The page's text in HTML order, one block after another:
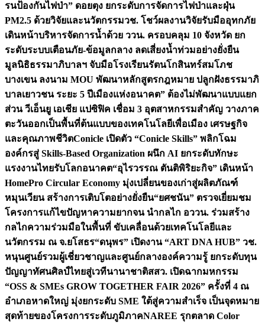
รนป้องกันไฟป่า” ดอยตุง ยกระดับการจัดการไฟป่าและฝุ่น
PM2.5 ด้วยวิจัยและนวัตกรรมวช. โชว์ผลงานวิจัยรับมืออุทกภัย
เดินหน้าบริหารจัดการน้ำด้วย ววน. ครอบคลุม 10 จังหวัด ยก
ระดับระบบเตือนภัย-ข้อมูลกลาง ลดเสี่ยงน้ำท่วมอย่างยั่งยืน
มูลนิธิธรรมาภิบาลฯ จับมือโรงเรียนรัตนโกสินทร์สมโภช
บางเขน ลงนาม MOU พัฒนาหลักสูตรกฎหมาย ปลูกฝังธรรมาภิ
บาลเยาวชน ระยะ 5 ปีเมืองแห่งอนาคต” ต้องไม่พัฒนาแบบแยก
ส่วน วีเอ็นยู เอเชีย แปซิฟิค เชื่อม 3 อุตสาหกรรมสำคัญ วางภาค
ตะวันออกเป็นพื้นที่ต้นแบบของเทคโนโลยีเพื่อเมือง เศรษฐกิจ
และคุณภาพชีวิตConicle เปิดตัว “Conicle Skills” พลิกโฉม
องค์กรสู่ Skills-Based Organization ผนึก AI ยกระดับทักษะ
แรงงานไทยรับโลกอนาคต“อุไรวรรณ ตันติพิริยะกิจ” เดินหน้า
HomePro Circular Economy มุ่งเปลี่ยนของเก่าสู่ผลิตภัณฑ์
หมุนเวียน สร้างการเติบโตอย่างยั่งยืน“ยศชนัน” ตรวจเยี่ยมชม
โครงการแก้ไขปัญหาความยากจน นำกลไก อววน. ร่วมสร้าง
กลไกความร่วมมือในพื้นที่ ขับเคลื่อนด้วยเทคโนโลยีและ
นวัตกรรม ณ จ.ยโสธร“ดนุพร” เปิดงาน “ART DNA HUB” วช.
หนุนศูนย์รวมผู้เชี่ยวชาญและศูนย์กลางองค์ความรู้ ยกระดับทุน
ปัญญาทัศนศิลป์ไทยสู่เวทีนานาชาติสสว. เปิดฉากมหกรรม
“OSS & SMEs GROW TOGETHER FAIR 2026” ครั้งที่ 4 ณ
อำเภอหาดใหญ่ มุ่งยกระดับ SME ใต้สู่ความสำเร็จ เป็นจุดหมาย
สุดท้ายของโครงการระดับภูมิภาคNAREE รุกตลาด Color